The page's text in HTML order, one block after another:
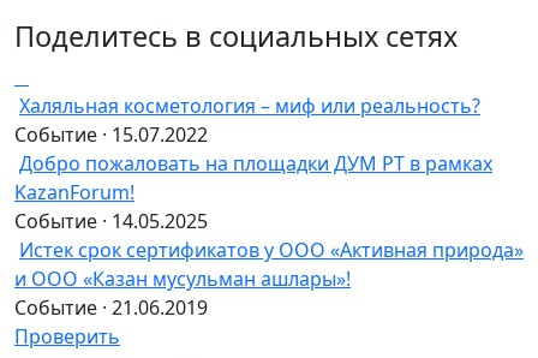
Поделитесь в социальных сетях
Халяльная косметология – миф или реальность?
Событие · 15.07.2022
Добро пожаловать на площадки ДУМ РТ в рамках
KazanForum!
Событие · 14.05.2025
Истек срок сертификатов у ООО «Активная природа»
и ООО «Казан мусульман ашлары»!
Событие · 21.06.2019
Проверить